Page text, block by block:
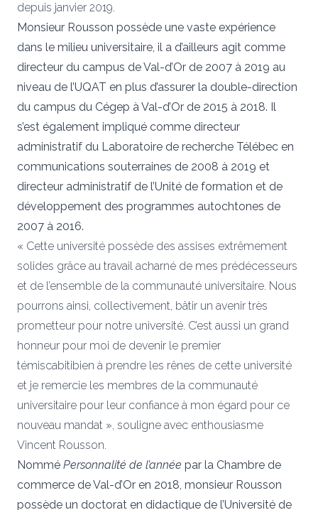
depuis janvier 2019.
Monsieur Rousson possède une vaste expérience
dans le milieu universitaire, il a d’ailleurs agit comme
directeur du campus de Val-d’Or de 2007 à 2019 au
niveau de l’UQAT en plus d’assurer la double-direction
du campus du Cégep à Val-d’Or de 2015 à 2018. Il
s’est également impliqué comme directeur
administratif du Laboratoire de recherche Télébec en
communications souterraines de 2008 à 2019 et
directeur administratif de l’Unité de formation et de
développement des programmes autochtones de
2007 à 2016.
« Cette université possède des assises extrêmement
solides grâce au travail acharné de mes prédécesseurs
et de l’ensemble de la communauté universitaire. Nous
pourrons ainsi, collectivement, bâtir un avenir très
prometteur pour notre université. C’est aussi un grand
honneur pour moi de devenir le premier
témiscabitibien à prendre les rênes de cette université
et je remercie les membres de la communauté
universitaire pour leur confiance à mon égard pour ce
nouveau mandat », souligne avec enthousiasme
Vincent Rousson.
Nommé Personnalité de l’année par la Chambre de
commerce de Val-d’Or en 2018, monsieur Rousson
possède un doctorat en didactique de l’Université de